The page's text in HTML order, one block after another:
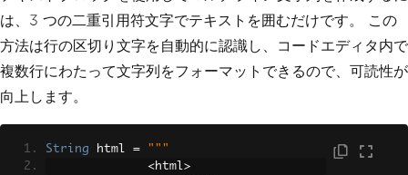
は、3 つの二重引用符文字でテキストを囲むだけです。 この
方法は行の区切り文字を自動的に認識し、コードエディタ内で
複数行にわたって文字列をフォーマットできるので、可読性が
向上します。
String html =
"""
<html>